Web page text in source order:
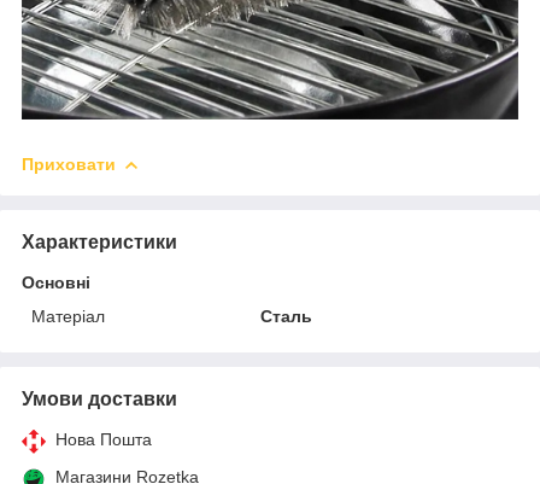
Приховати
Характеристики
Основні
Матеріал
Сталь
Умови доставки
Нова Пошта
Магазини Rozetka